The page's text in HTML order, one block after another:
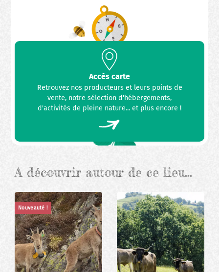
Accès carte
Retrouvez nos producteurs et leurs points de
vente, notre sélection d'hébergements,
d'activités de pleine nature... et plus encore !
A découvrir autour de ce lieu…
Nouveauté !